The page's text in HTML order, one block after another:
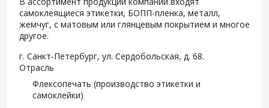
самоклеящиеся этикетки, БОПП-пленка, металл,
жемчуг, с матовым или глянцевым покрытием и многое
другое.
г. Санкт-Петербург, ул. Сердобольская, д. 68.
Отрасль
Флексопечать (производство этикетки и
самоклейки)